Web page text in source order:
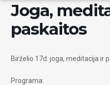
Joga,
paskaitos
Birželio 17d. joga, meditacija ir
Programa: